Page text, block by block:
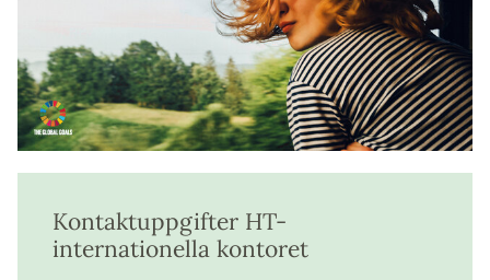
Kontaktuppgifter HT-
internationella kontoret